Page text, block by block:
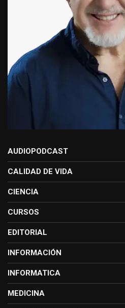
AUDIOPODCAST
CALIDAD DE VIDA
CIENCIA
CURSOS
EDITORIAL
INFORMACIÓN
INFORMATICA
MEDICINA